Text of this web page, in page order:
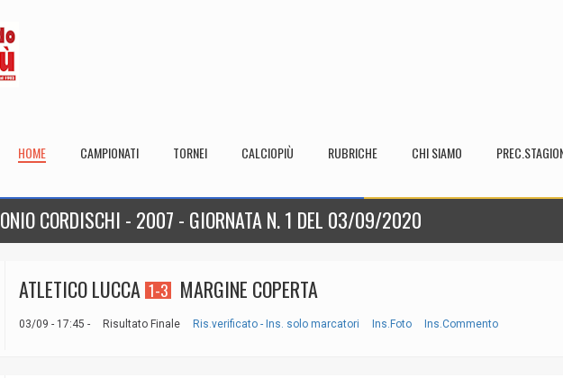
HOME CAMPIONATI TORNEI CALCIOPIÙ RUBRICHE CHI SIAMO
CORDISCHI - 2007 - GIORNATA N. 1 DEL 03/09/2020
ATLETICO LUCCA 1-3 MARGINE COPERTA
03/09 - 17:45 - Risultato Finale Ris.verificato - Ins. solo marcatori Ins.Foto Ins.Commento